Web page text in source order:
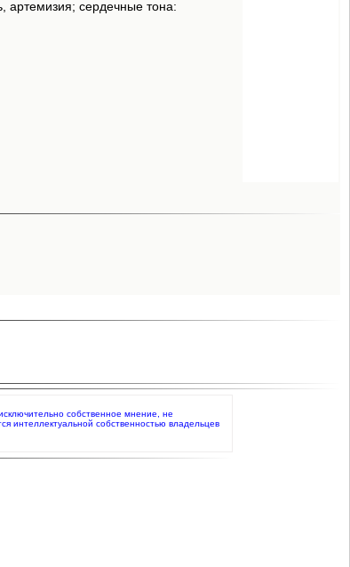
артемизия; сердечные тона:
собственное мнение, не
интеллектуальной собственностью владельцев